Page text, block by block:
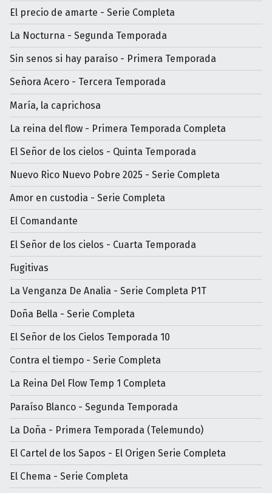
El precio de amarte - Serie Completa
La Nocturna - Segunda Temporada
Sin senos si hay paraíso - Primera Temporada
Señora Acero - Tercera Temporada
María, la caprichosa
La reina del flow - Primera Temporada Completa
El Señor de los cielos - Quinta Temporada
Nuevo Rico Nuevo Pobre 2025 - Serie Completa
Amor en custodia - Serie Completa
El Comandante
El Señor de los cielos - Cuarta Temporada
Fugitivas
La Venganza De Analia - Serie Completa P1T
Doña Bella - Serie Completa
El Señor de los Cielos Temporada 10
Contra el tiempo - Serie Completa
La Reina Del Flow Temp 1 Completa
Paraíso Blanco - Segunda Temporada
La Doña - Primera Temporada (Telemundo)
El Cartel de los Sapos - El Origen Serie Completa
El Chema - Serie Completa